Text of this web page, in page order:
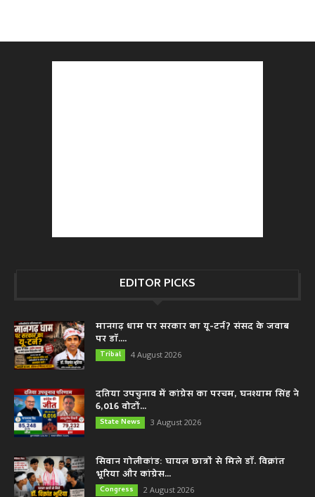
EDITOR PICKS
मानगढ़ धाम पर सरकार का यू-टर्न? संसद के जवाब
पर डॉ....
Tribal 4 August 2026
दतिया उपचुनाव में कांग्रेस का परचम, घनश्याम सिंह ने
6,016 वोटों...
State News 3 August 2026
सिवान गोलीकांड: घायल छात्रों से मिले डॉ. विक्रांत
भूरिया और कांग्रेस...
Congress 2 August 2026